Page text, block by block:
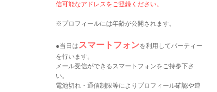
信可能なアドレスをご登録ください。
※プロフィールには年齢が公開されます。
●当日はスマートフォンを利用してパーティー
を行います。
メール受信ができるスマートフォンをご持参下さ
い。
電池切れ・通信制限等によりプロフィール確認や連